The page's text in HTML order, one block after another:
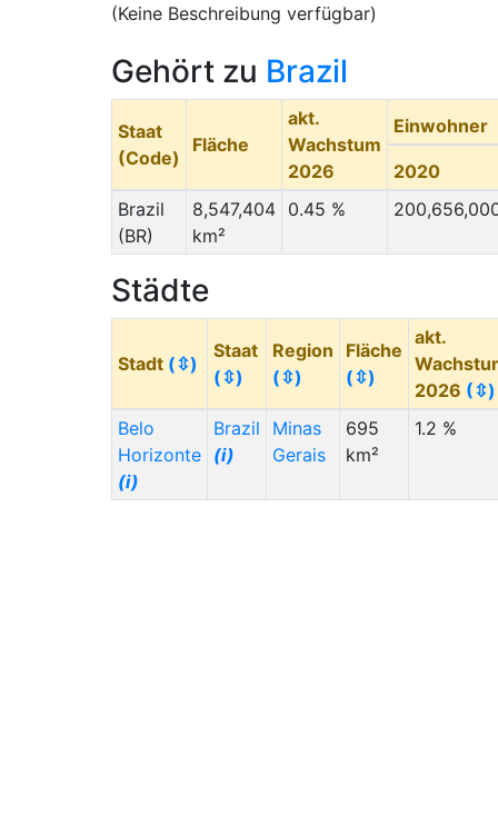
(Keine Beschreibung verfügbar)
Gehört zu Brazil
Staat
(Code)
Fläche
akt.
Wachstum
2026
Einwohner
2020
Brazil
(BR)
8,547,404
km²
0.45 %
Städte
Stadt (⇳)
Staat
(⇳)
Region
(⇳)
Fläche
(⇳)
akt.
2026 (⇳)
Belo
Horizonte
(i)
Brazil
(i)
Minas
Gerais
695
km²
1.2 %